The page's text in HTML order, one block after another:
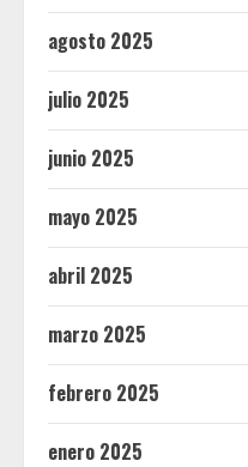
agosto 2025
julio 2025
junio 2025
mayo 2025
abril 2025
marzo 2025
febrero 2025
enero 2025